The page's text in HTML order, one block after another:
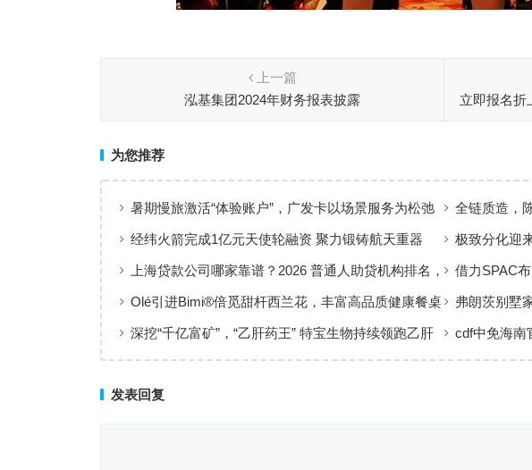
上一篇
泓基集团2024年财务报表披露
立即报名折
为您推荐
暑期慢旅激活“体验账户”，广发卡以场景服务为松弛
出行添彩
全链质造，
准，定义新
经纬火箭完成1亿元天使轮融资 聚力锻铸航天重器
极致分化迎
ETF华夏火
上海贷款公司哪家靠谱？2026 普通人助贷机构排名，
工薪族借钱选择指南
借力SPAC
菌黄金赛道
Olé引进Bimi®倍觅甜杆西兰花，丰富高品质健康餐桌
新选择
弗朗茨别墅
何实现高效
深挖“千亿富矿”，“乙肝药王” 特宝生物持续领跑乙肝
cdf中免海南
发表回复